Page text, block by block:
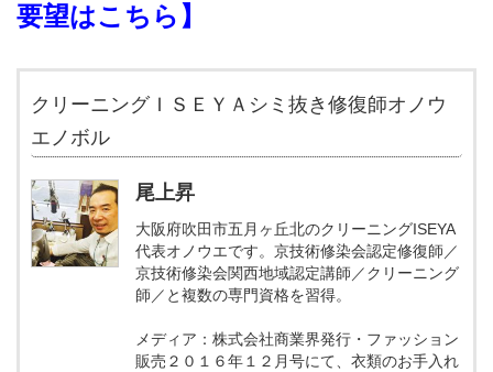
要望はこちら】
クリーニングＩＳＥＹＡシミ抜き修復師オノウ
エノボル
尾上昇
大阪府吹田市五月ヶ丘北のクリーニングISEYA
代表オノウエです。京技術修染会認定修復師／
京技術修染会関西地域認定講師／クリーニング
師／と複数の専門資格を習得。
メディア：株式会社商業界発行・ファッション
販売２０１６年１２月号にて、衣類のお手入れ